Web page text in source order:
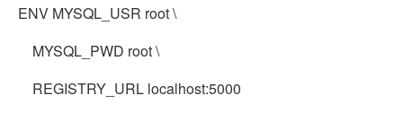
ENV MYSQL_USR root \
MYSQL_PWD root \
REGISTRY_URL localhost:5000